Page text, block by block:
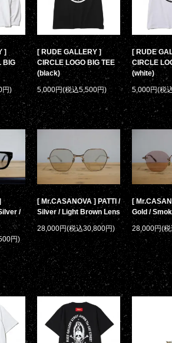
]
BIG
円)
[ RUDE GALLERY ]
CIRCLE LOGO BIG TEE
(black)
5,000円(税込5,500円)
[ RUDE
CIRCLE
(white)
5,000円(税
/
円)
[ Mr.CASANOVA ] PATTI /
Silver / Light Brown Lens
28,000円(税込30,800円)
[
Gold /
28,000円(